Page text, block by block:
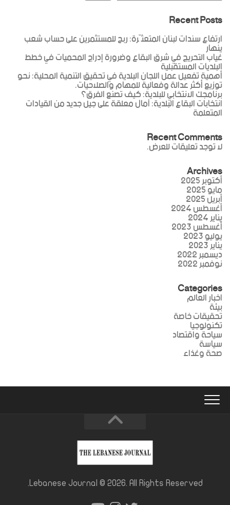
Recent Posts
ارتفاع سندات لبنان المتعثّرة: ربح للمستثمرين على حساب شعب
ينهار
غياب التحريج في شرق البقاع وضرورة إدراج المحميات في خطط
البلديات المستقبلية
أهمية تفعيل عمل اللجان البلدية في تحقيق التنمية المحلية: نحو
توزيع أكثر عدالة وفعالية للمهام والصلاحيات.
برنامجك الانتخابي للبلدية: كيف تصنع الفرق؟
انتخابات البقاع البلدية: آمال معلقة على جيل جديد من القيادات
المتعلمة
Recent Comments
لا توجد تعليقات للعرض.
Archives
أكتوبر 2025
مايو 2025
أبريل 2025
أغسطس 2024
يناير 2024
أغسطس 2023
يوليو 2023
يناير 2023
ديسمبر 2022
نوفمبر 2022
Categories
اخبار العالم
بيئة
تحقيقات خاصة
تكنولوجيا
سياحة واقتصاد
سياسة
صحة وغذاء
Lebanese Journal © 2026. All Rights Reserved.